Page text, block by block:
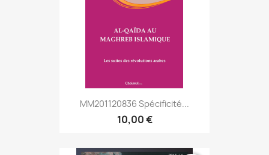
MM201120836 Spécificité...
10,00 €